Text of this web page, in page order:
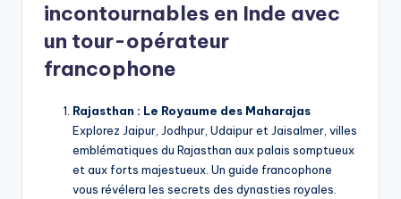
incontournables en Inde avec
un tour-opérateur
francophone
Rajasthan : Le Royaume des Maharajas
Explorez Jaipur, Jodhpur, Udaipur et Jaisalmer, villes
emblématiques du Rajasthan aux palais somptueux
et aux forts majestueux. Un guide francophone
vous révélera les secrets des dynasties royales.